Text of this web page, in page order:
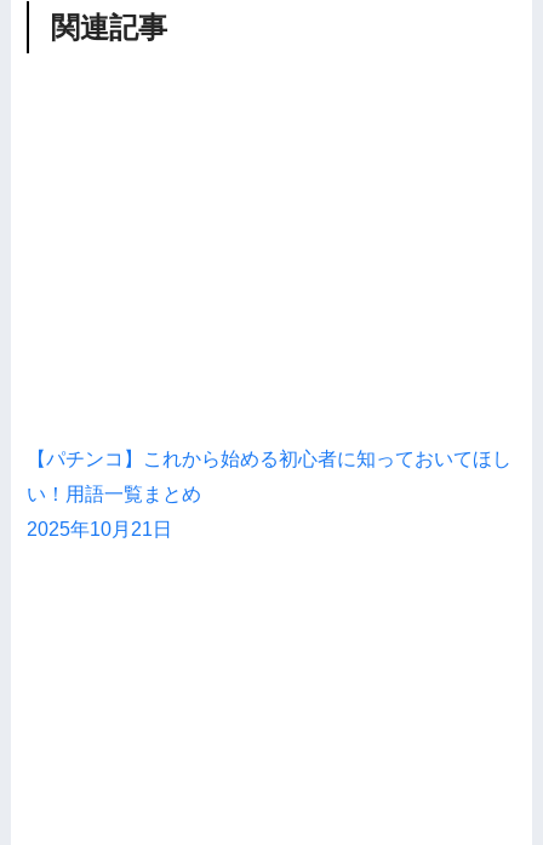
関連記事
【パチンコ】これから始める初心者に知っておいてほし
い！用語一覧まとめ
2025年10月21日